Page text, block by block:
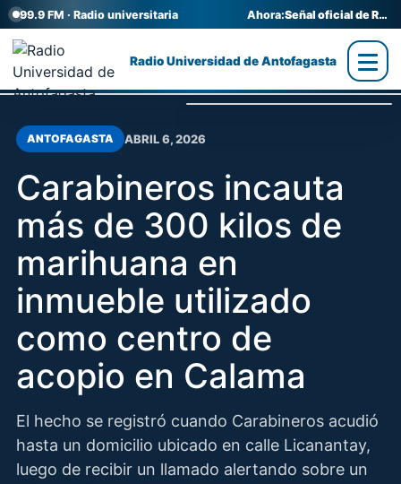
99.9 FM · Radio universitaria Ahora: Señal oficial de Radio UA
Radio Universidad de Antofagasta
ANTOFAGASTA ABRIL 6, 2026
Carabineros incauta
más de 300 kilos de
marihuana en
inmueble utilizado
como centro de
acopio en Calama
El hecho se registró cuando Carabineros acudió
hasta un domicilio ubicado en calle Licanantay,
luego de recibir un llamado alertando sobre un